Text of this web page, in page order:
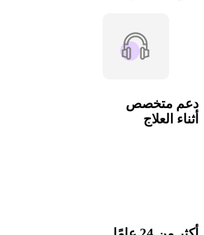
دعم متخصص
أثناء العلاج